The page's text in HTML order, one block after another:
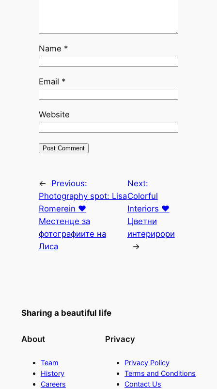
Name *
Email *
Website
←
Previous:
Photography spot: Lisa
Romerein ♥
Местенце за
фотографиите на
Лиса
Next:
Colorful
Interiors ♥
Цветни
интерирори
→
Sharing a beautiful life
About
Team
History
Careers
Privacy
Privacy Policy
Terms and Conditions
Contact Us